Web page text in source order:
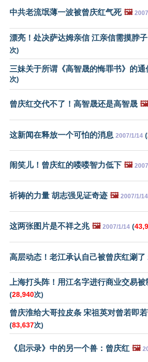
中共老流氓薄一波被曾庆红气死 🖼️
漂亮！处决萨达姆亲信 江亲信需摸脖子
次)
三妹关于所谓《高智晟的悔罪书》的通
次)
曾庆红交代不了！高智晟还是高智晟 🖼️
这新闻在释放一个可怕的消息 2007/1/14 (
闹笑儿！曾庆红的喽喽智力低下 🖼️
祈祷的力量 胡志强见证奇迹 🖼️ 2007/1/14
这两张图片是不祥之兆 🖼️ 2007/1/14 (
高层动态！老江承认自己被曾庆红涮了
上海打头阵！用江名字进行商业交易被
(28,940次)
曾庆淮给大哥拉皮条 宋祖英对曾若即
(83,637次)
《启示录》中的另一个兽：曾庆红 🖼️